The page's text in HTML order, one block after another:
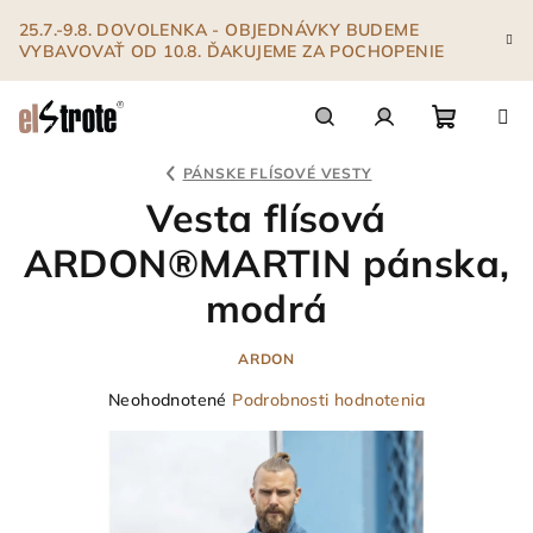
obsah
25.7.-9.8. DOVOLENKA - OBJEDNÁVKY BUDEME
VYBAVOVAŤ OD 10.8. ĎAKUJEME ZA POCHOPENIE
PÁNSKE FLÍSOVÉ VESTY
Vesta flísová
ARDON®MARTIN pánska,
modrá
ARDON
Priemerné
Neohodnotené Podrobnosti hodnotenia